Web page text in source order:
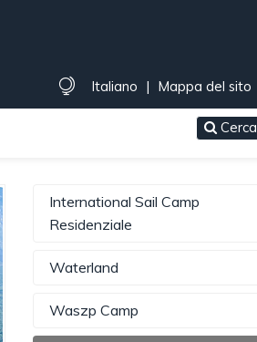
Italiano | Mappa del sito
Cerca
International Sail Camp
Residenziale
Waterland
Waszp Camp